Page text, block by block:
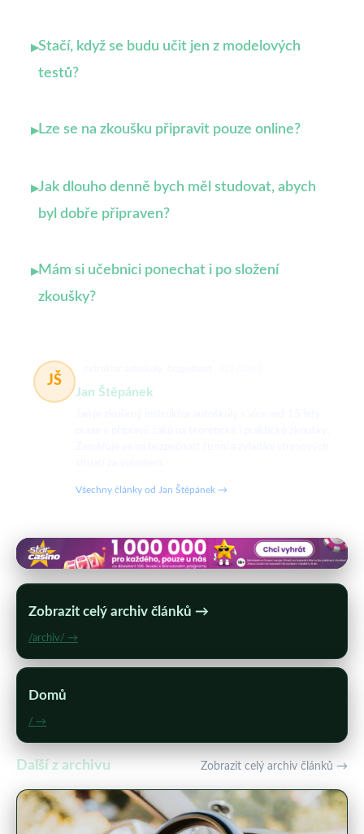
▸Stačí, když se budu učit jen z modelových
testů?
▸Lze se na zkoušku připravit pouze online?
▸Jak dlouho denně bych měl studovat, abych
byl dobře připraven?
▸Mám si učebnici ponechat i po složení
zkoušky?
JŠ
Jan Štěpánek
Všechny články od Jan Štěpánek →
Zobrazit celý archiv článků →
/archiv/ →
Domů
/ →
Další z archivu Zobrazit celý archiv článků →